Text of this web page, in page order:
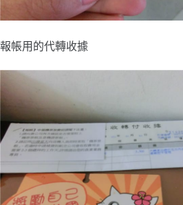
報帳用的代轉收據